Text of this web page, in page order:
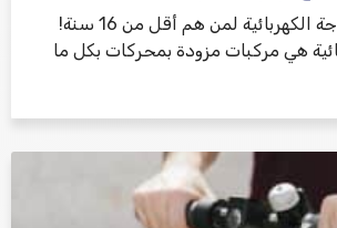
يمنع ركوب الدراجة الكهربائية لمن هم أقل من 16 سنة!
هي مركبات مزودة بمحركات بكل ما